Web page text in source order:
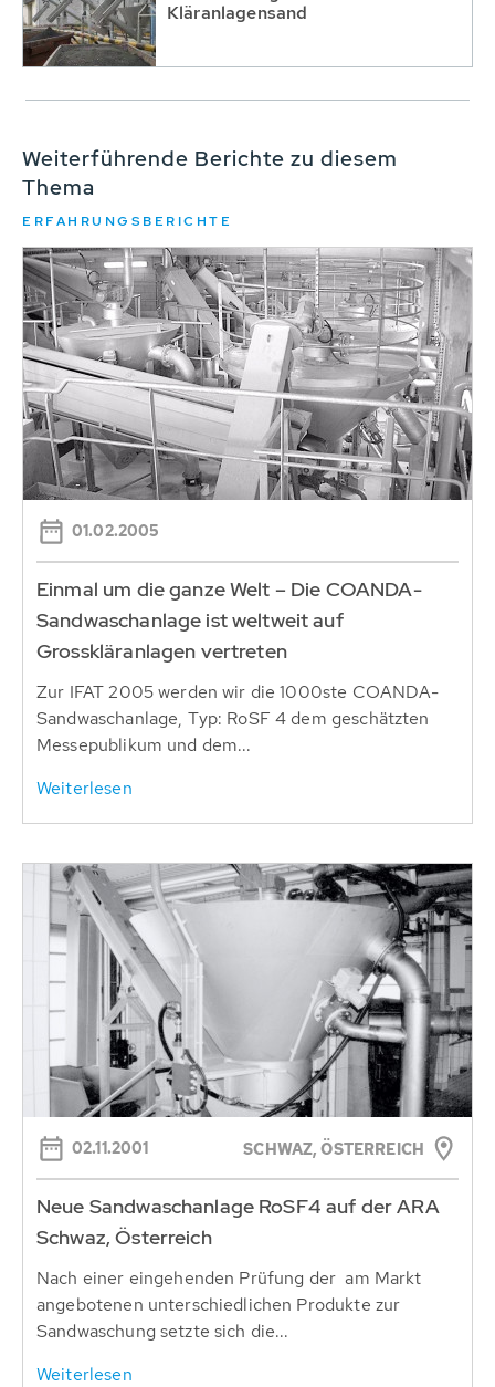
Kläranlagensand
Weiterführende Berichte zu diesem
Thema
ERFAHRUNGSBERICHTE
01.02.2005
Einmal um die ganze Welt – Die COANDA-
Sandwaschanlage ist weltweit auf
Grosskläranlagen vertreten
Zur IFAT 2005 werden wir die 1000ste COANDA-
Sandwaschanlage, Typ: RoSF 4 dem geschätzten
Messepublikum und dem...
Weiterlesen
02.11.2001 SCHWAZ, ÖSTERREICH
Neue Sandwaschanlage RoSF4 auf der ARA
Schwaz, Österreich
Nach einer eingehenden Prüfung der am Markt
angebotenen unterschiedlichen Produkte zur
Sandwaschung setzte sich die...
Weiterlesen